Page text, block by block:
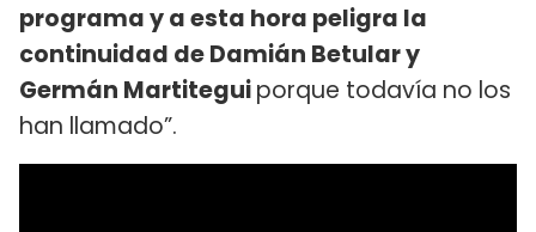
programa y a esta hora peligra la
continuidad de Damián Betular y
Germán Martiteguiporque todavía no los
han llamado”.